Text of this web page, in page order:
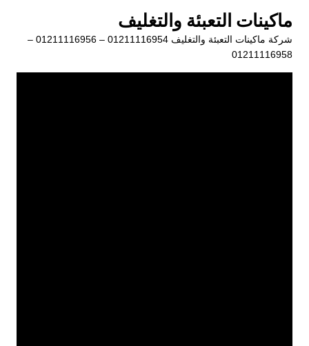
المحتوى
ماكينات التعبئة والتغليف
شركة ماكينات التعبئة والتغليف 01211116954 – 01211116956 –
01211116958